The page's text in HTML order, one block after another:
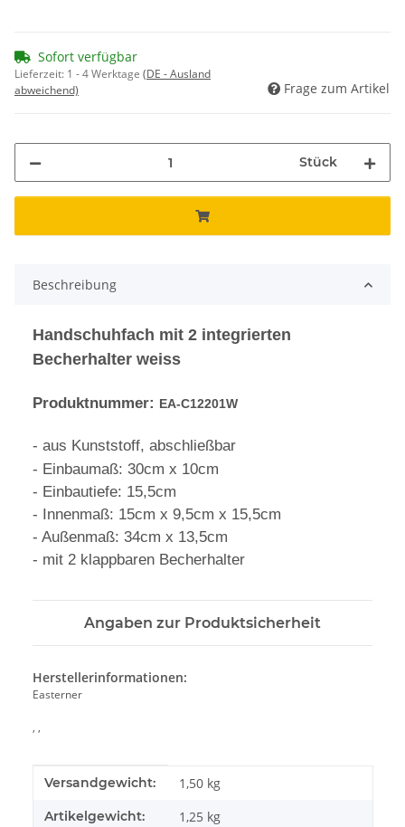
Sofort verfügbar
Lieferzeit: 1 - 4 Werktage (DE - Ausland
abweichend)
Frage zum Artikel
Stück
Beschreibung
Handschuhfach mit 2 integrierten
Becherhalter weiss
Produktnummer: EA-C12201W
- aus Kunststoff, abschließbar
- Einbaumaß: 30cm x 10cm
- Einbautiefe: 15,5cm
- Innenmaß: 15cm x 9,5cm x 15,5cm
- Außenmaß: 34cm x 13,5cm
- mit 2 klappbaren Becherhalter
Angaben zur Produktsicherheit
Herstellerinformationen:
Easterner
, ,
Produkteigenschaft
Wert
Versandgewicht: 1,50 kg
Artikelgewicht: 1,25 kg